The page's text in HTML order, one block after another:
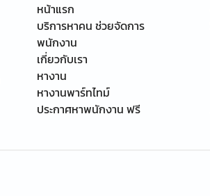
หน้าแรก
บริการหาคน ช่วยจัดการ
พนักงาน
เกี่ยวกับเรา
หางาน
หางานพาร์ทไทม์
ประกาศหาพนักงาน ฟรี